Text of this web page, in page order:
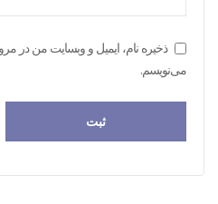
ذخیره نام، ایمیل و وبسایت من در
می‌نویسم.